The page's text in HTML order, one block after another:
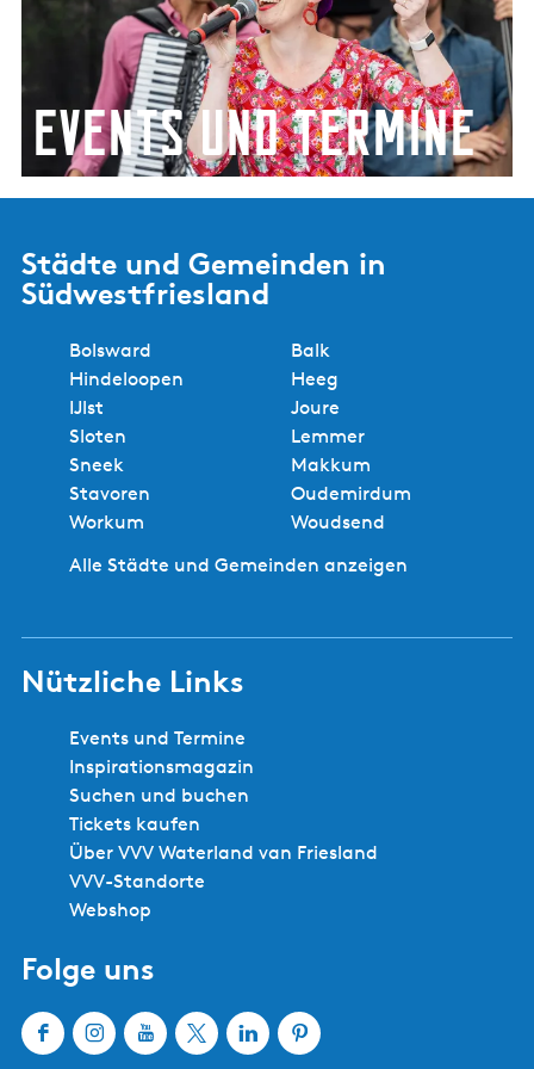
Events und Termine
r
m
Städte und Gemeinden in
Südwestfriesland
Bolsward
Balk
Hindeloopen
Heeg
IJlst
Joure
Sloten
Lemmer
Sneek
Makkum
Stavoren
Oudemirdum
Workum
Woudsend
Alle Städte und Gemeinden anzeigen
Nützliche Links
Events und Termine
Inspirationsmagazin
Suchen und buchen
Tickets kaufen
Über VVV Waterland van Friesland
VVV-Standorte
Webshop
Folge uns
F
I
Y
X
L
P